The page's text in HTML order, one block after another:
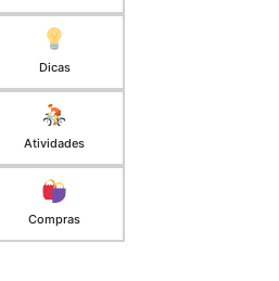
Dicas
Atividades
Compras